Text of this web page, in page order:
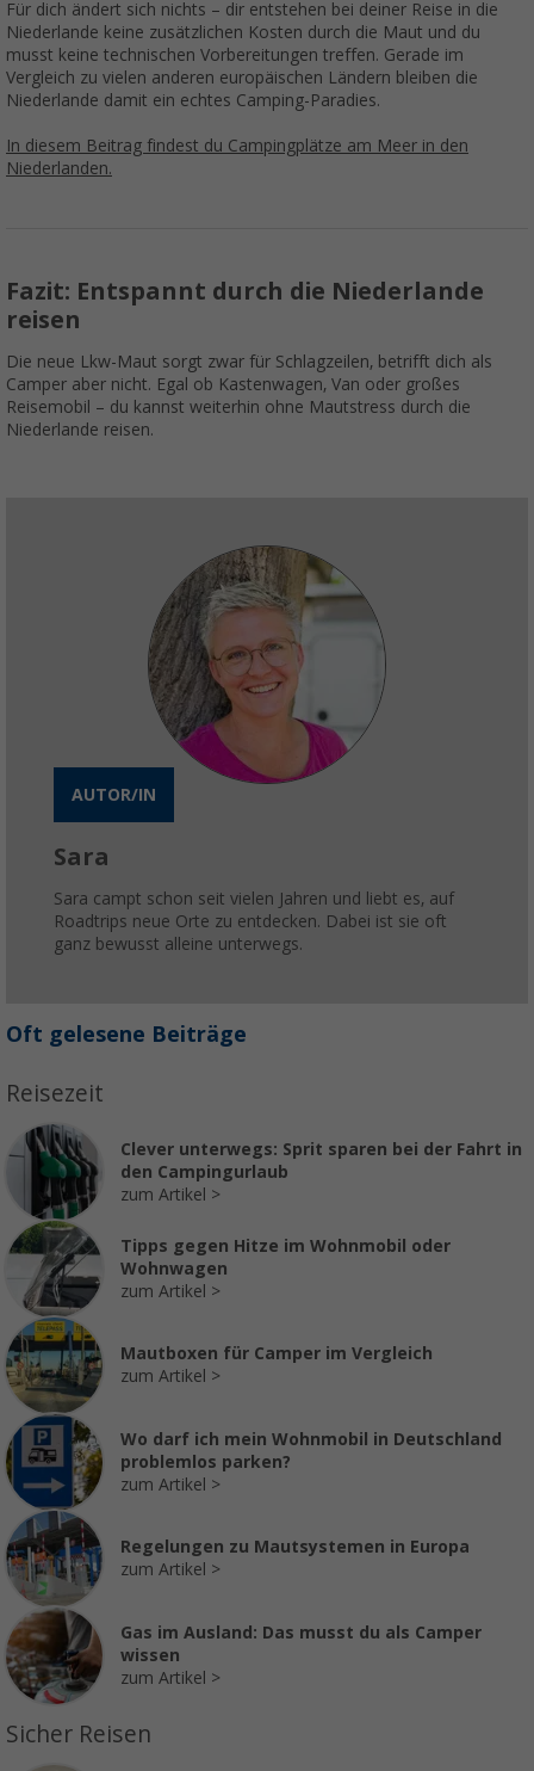
Für dich ändert sich nichts – dir entstehen bei deiner Reise in die
Niederlande keine zusätzlichen Kosten durch die Maut und du
musst keine technischen Vorbereitungen treffen. Gerade im
Vergleich zu vielen anderen europäischen Ländern bleiben die
Niederlande damit ein echtes Camping-Paradies.
In diesem Beitrag findest du Campingplätze am Meer in den
Niederlanden.
Fazit: Entspannt durch die Niederlande
reisen
Die neue Lkw-Maut sorgt zwar für Schlagzeilen, betrifft dich als
Camper aber nicht. Egal ob Kastenwagen, Van oder großes
Reisemobil – du kannst weiterhin ohne Mautstress durch die
Niederlande reisen.
AUTOR/IN
Sara
Sara campt schon seit vielen Jahren und liebt es, auf
Roadtrips neue Orte zu entdecken. Dabei ist sie oft
ganz bewusst alleine unterwegs.
Oft gelesene Beiträge
Reisezeit
Clever unterwegs: Sprit sparen bei der Fahrt in
den Campingurlaub
zum Artikel
Tipps gegen Hitze im Wohnmobil oder
Wohnwagen
zum Artikel
Mautboxen für Camper im Vergleich
zum Artikel
Wo darf ich mein Wohnmobil in Deutschland
problemlos parken?
zum Artikel
Regelungen zu Mautsystemen in Europa
zum Artikel
Gas im Ausland: Das musst du als Camper
wissen
zum Artikel
Sicher Reisen